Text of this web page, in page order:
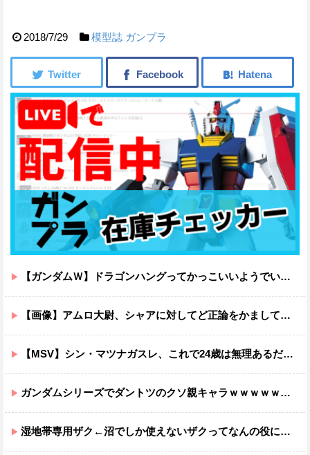
2018/7/29 模型誌 ガンプラ
【ガンダムＷ】ドラゴンハングってかっこいいようでいて実は全然かっこよくないのでは？
【画像】アムロ大尉、シャアに対してど正論をかましてしまうｗｗｗｗｗｗｗｗｗｗ
【MSV】シン・マツナガスレ、これで24歳は無理あるだろ…
ガンダムシリーズでダントツのクソ親キャラｗｗｗｗｗｗｗｗｗｗｗｗ
湿地帯専用ザク←沼でしか使えないザクってなんの役に立つ設定なんだ？